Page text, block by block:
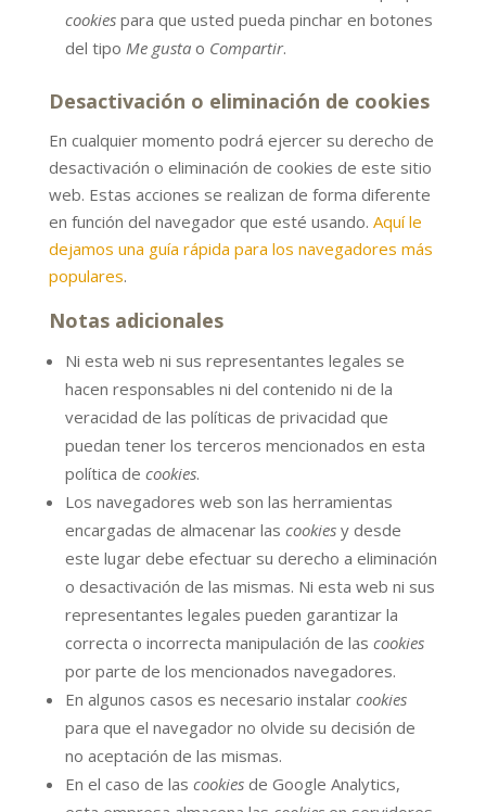
cookiespara que usted pueda pinchar en botones
del tipo Me gustao Compartir.
Desactivación o eliminación de cookies
En cualquier momento podrá ejercer su derecho de
desactivación o eliminación de cookies de este sitio
web. Estas acciones se realizan de forma diferente
en función del navegador que esté usando. Aquí le
dejamos una guía rápida para los navegadores más
populares.
Notas adicionales
Ni esta web ni sus representantes legales se
hacen responsables ni del contenido ni de la
veracidad de las políticas de privacidad que
puedan tener los terceros mencionados en esta
política de cookies.
Los navegadores web son las herramientas
encargadas de almacenar las cookiesy desde
este lugar debe efectuar su derecho a eliminación
o desactivación de las mismas. Ni esta web ni sus
representantes legales pueden garantizar la
correcta o incorrecta manipulación de las cookies
por parte de los mencionados navegadores.
En algunos casos es necesario instalar cookies
para que el navegador no olvide su decisión de
no aceptación de las mismas.
En el caso de las cookiesde Google Analytics,